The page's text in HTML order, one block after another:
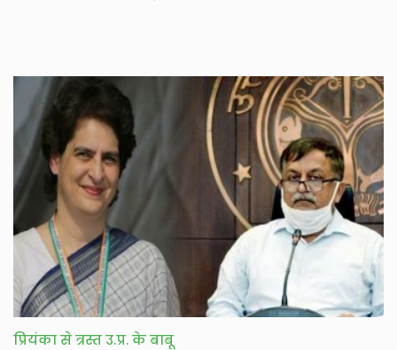
प्रियंका से त्रस्त उ.प्र. के बाबू